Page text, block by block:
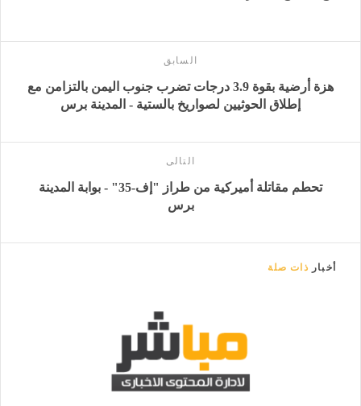
السابق
هزة أرضية بقوة 3.9 درجات تضرب جنوب اليمن بالتزامن مع
إطلاق الحوثيين لصواريخ بالستية - المدينة برس
التالى
تحطم مقاتلة أميركية من طراز "إف-35" - بوابة المدينة
برس
أخبار ذات صلة